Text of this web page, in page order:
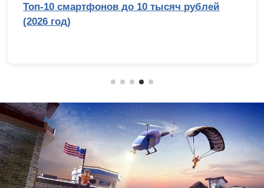
Топ-10 смартфонов до 10 тысяч рублей
(2026 год)